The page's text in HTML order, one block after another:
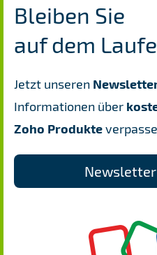
Bleiben Sie
​auf dem
Jetzt unseren
Informationen über
Zoho Produkte